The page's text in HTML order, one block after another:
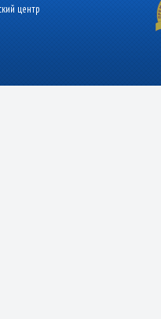
центр